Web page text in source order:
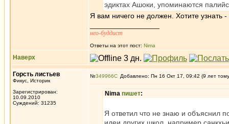
эдиктах Ашоки, упоминаются
Я вам ничего не должен. Хотите узнать
нео-буддист
Ответы на этот пост: Nima
Наверх
Горсть листьев
Фикус, Историк
Зарегистрирован:
10.09.2010
Суждений: 31235
№349966 Добавлено: Пн 16 Окт 17, 09:42 (9 лет
Nima пишет:
Я ответил что не знаю и объяснил